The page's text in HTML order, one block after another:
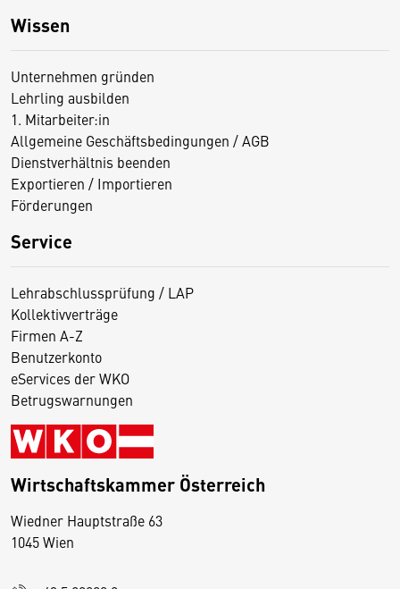
Wissen
Unternehmen gründen
Lehrling ausbilden
1. Mitarbeiter:in
Allgemeine Geschäftsbedingungen / AGB
Dienstverhältnis beenden
Exportieren / Importieren
Förderungen
Service
Lehrabschlussprüfung / LAP
Kollektivverträge
Firmen A-Z
Benutzerkonto
eServices der WKO
Betrugswarnungen
Wirtschaftskammer Österreich
Wiedner Hauptstraße 63
1045 Wien
D